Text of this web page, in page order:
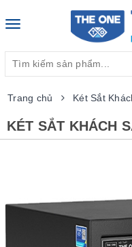
Toggle
Trang chủ Két Sắt
KÉT SẮT KHÁCH